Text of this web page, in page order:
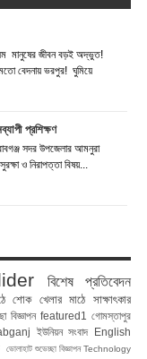
মানুষের জীবন বড়ই অদ্ভুত!
বেদনায় ভরপুর! ঘুমিয়ে
প্রশিক্ষণ
সদর উপজেলার আমনুরা
ও নিরাপত্তা বিষয়...
বিশেষ প্রতিবেদন
শোক খেলার মাঠে
সাক্ষাৎকার
বিজ্ঞাপন featured1
গোমস্তাপুর
ইউনিয়ন সংবাদ
English
ভোলাহাট শুভেচ্ছা বিজ্ঞাপন Technology